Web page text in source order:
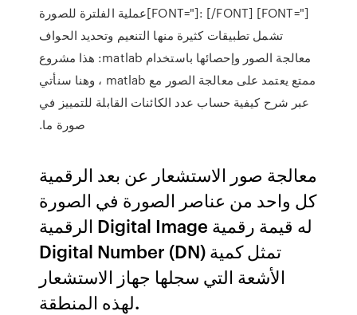
[FONT="]: [/FONT] [FONT="]عملية الفلترة للصورة
تشمل تطبيقات كثيرة منها التنعيم وتحديد الحواف
معالجة الصور وإحصائها باستخدام matlab: هذا مشروع
ممتع يعتمد على معالجة الصور مع matlab ، وهنا سنأتي
عبر شرح كيفية حساب عدد الكائنات القابلة للتمييز في
صورة ما.
معالجة صور الاستشعار عن بعد الرقمية
كل واحد من عناصر الصورة في الصورة
الرقمية Digital Image له قيمة رقمية
Digital Number (DN) تمثل كمية
الأشعة التي سجلها جهاز الاستشعار
لهذه المنطقة.